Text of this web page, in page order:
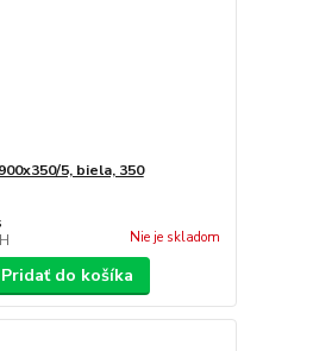
5, biela, 350
Nie je skladom
Pridať do košíka